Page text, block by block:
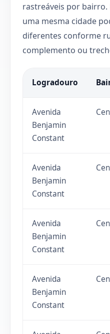
rastreáveis por
uma mesma cidade
diferentes conforme
complemento ou
Logradouro
Avenida
Benjamin
Constant
Avenida
Benjamin
Constant
Avenida
Benjamin
Constant
Avenida
Benjamin
Constant